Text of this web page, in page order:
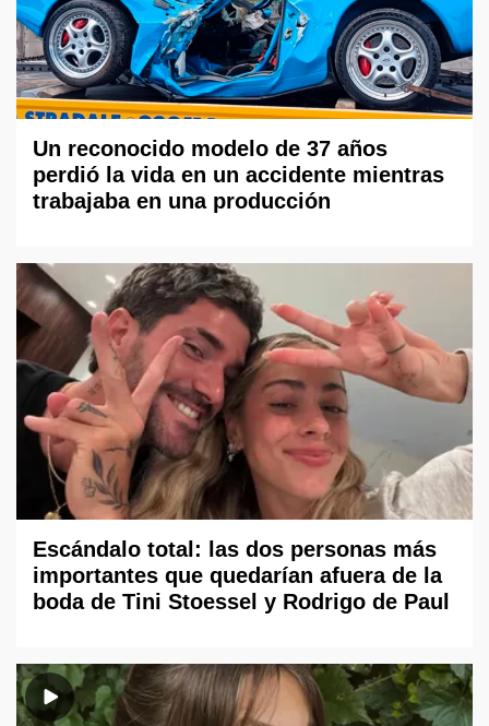
Un reconocido modelo de 37 años
perdió la vida en un accidente mientras
trabajaba en una producción
Escándalo total: las dos personas más
importantes que quedarían afuera de la
boda de Tini Stoessel y Rodrigo de Paul